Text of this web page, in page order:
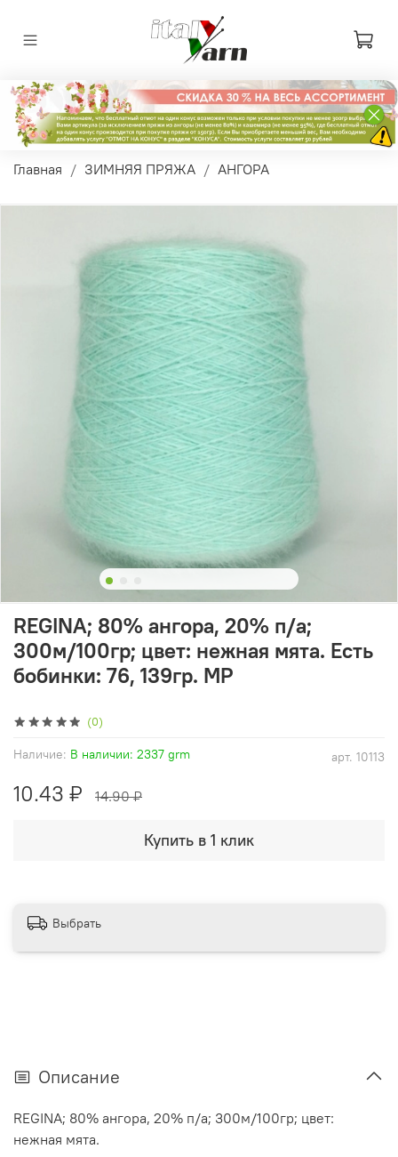
Главная ЗИМНЯЯ ПРЯЖА АНГОРА
(0)
арт. 10113
Наличие: В наличии: 2337 grm
REGINA; 80% ангора, 20% п/а;
300м/100гр; цвет: нежная мята. Есть
бобинки: 76, 139гр. MP
10.43 ₽ 14.90 ₽
Купить в 1 клик
Выбрать
Описание
REGINA; 80% ангора, 20% п/а; 300м/100гр; цвет:
нежная мята.